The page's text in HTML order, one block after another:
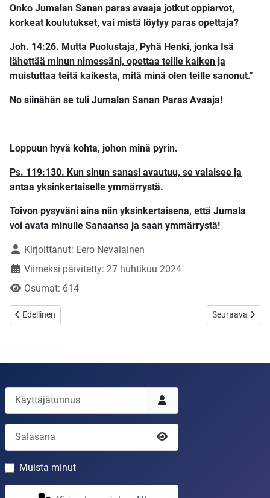
Onko Jumalan Sanan paras avaaja jotkut oppiarvot,
korkeat koulutukset, vai mistä löytyy paras opettaja?
Joh. 14:26. Mutta Puolustaja, Pyhä Henki, jonka Isä
lähettää minun nimessäni, opettaa teille kaiken ja
muistuttaa teitä kaikesta, mitä minä olen teille sanonut."
No siinähän se tuli Jumalan Sanan Paras Avaaja!
Loppuun hyvä kohta, johon minä pyrin.
Ps. 119:130. Kun sinun sanasi avautuu, se valaisee ja
antaa yksinkertaiselle ymmärrystä.
Toivon pysyväni aina niin yksinkertaisena, että Jumala
voi avata minulle Sanaansa ja saan ymmärrystä!
TietojaKirjoittanut: Eero Nevalainen
Viimeksi päivitetty: 27 huhtikuu 2024
Osumat: 614
Edellinen artikkeli: Olet kuolematon ja kuolevainen!
Edellinen Seuraava
Seuraava
Käyttäjätunnus
Salasana
Näytä salasana
Muista minut